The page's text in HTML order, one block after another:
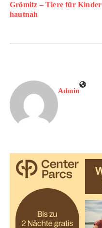
Grömitz – Tiere für Kinder
hautnah
Admin